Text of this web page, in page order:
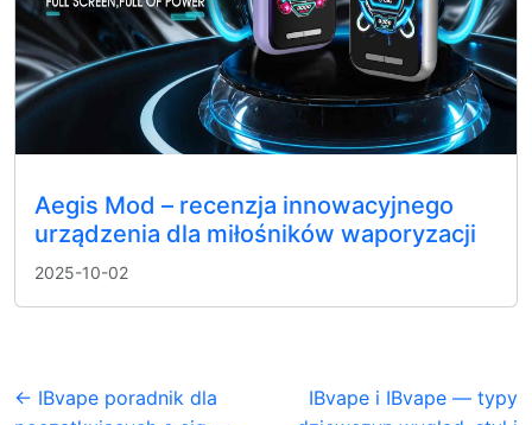
Aegis Mod – recenzja innowacyjnego
urządzenia dla miłośników waporyzacji
2025-10-02
← IBvape poradnik dla
IBvape i IBvape — typy